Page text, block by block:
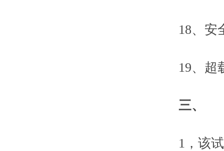
18、安全
19、超载
三、
1，该试